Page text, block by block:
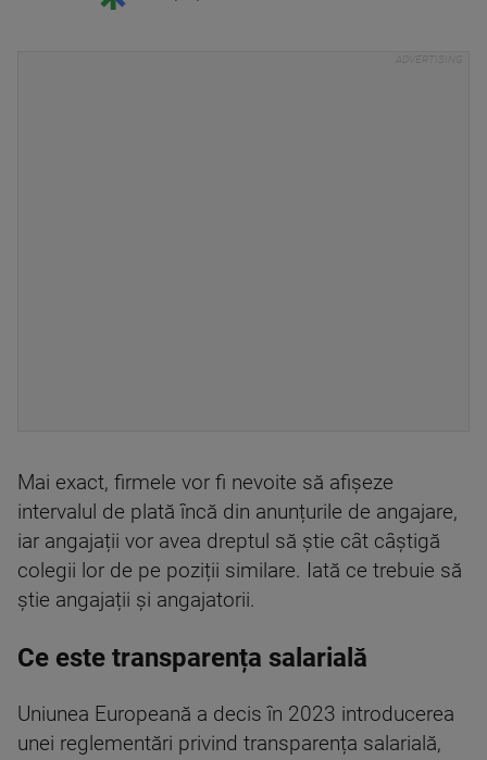
Mai exact, firmele vor fi nevoite să afișeze
intervalul de plată încă din anunțurile de angajare,
iar angajații vor avea dreptul să știe cât câștigă
colegii lor de pe poziții similare. Iată ce trebuie să
știe angajații și angajatorii.
Ce este transparența salarială
Uniunea Europeană a decis în 2023 introducerea
unei reglementări privind transparența salarială,